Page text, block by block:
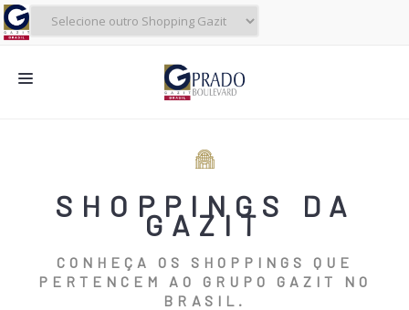
LOJAS
CONTATO
SHOPPINGS DA
GAZIT
CONHEÇA OS SHOPPINGS QUE
PERTENCEM AO GRUPO GAZIT NO
BRASIL.